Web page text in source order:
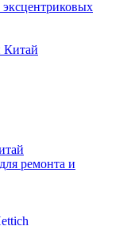
Китай
ремонта и